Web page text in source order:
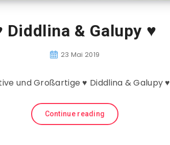
Diddlina & Galupy ♥
23 Mai 2019
und Großartige ♥ Diddlina & Galupy ♥
Continue reading